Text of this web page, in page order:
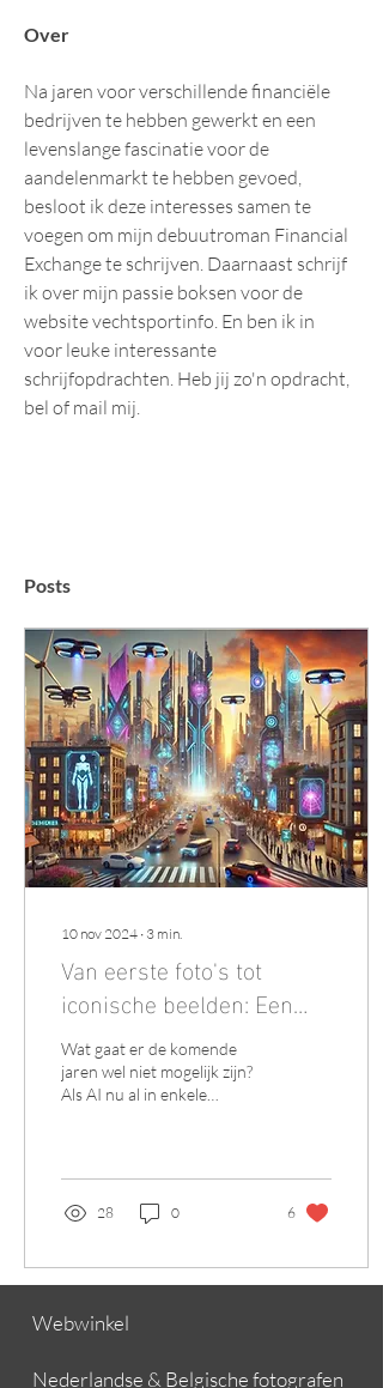
Over
Na jaren voor verschillende financiële
bedrijven te hebben gewerkt en een
levenslange fascinatie voor de
aandelenmarkt te hebben gevoed,
besloot ik deze interesses samen te
voegen om mijn debuutroman Financial
Exchange te schrijven. Daarnaast schrijf
ik over mijn passie boksen voor de
websitevechtsportinfo. En ben ik in
voor leuke interessante
schrijfopdrachten. Heb jij zo'n opdracht,
bel of mail mij.
Posts
10 nov 2024 ∙ 3 min.
Van eerste foto's tot
iconische beelden: Een
reis naar de Ai-revolutie?
Wat gaat er de komende
jaren wel niet mogelijk zijn?
Als AI nu al in enkele
28 0 6
Webwinkel
Nederlandse & Belgische fotografen